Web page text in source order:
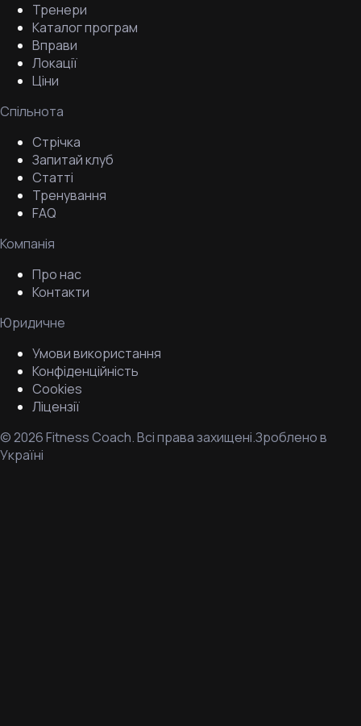
Тренери
Каталог програм
Вправи
Локації
Ціни
Спільнота
Стрічка
Запитай клуб
Статті
Тренування
FAQ
Компанія
Про нас
Контакти
Юридичне
Умови використання
Конфіденційність
Cookies
Ліцензії
©2026Fitness Coach.Всі права захищені.Зроблено в
Україні